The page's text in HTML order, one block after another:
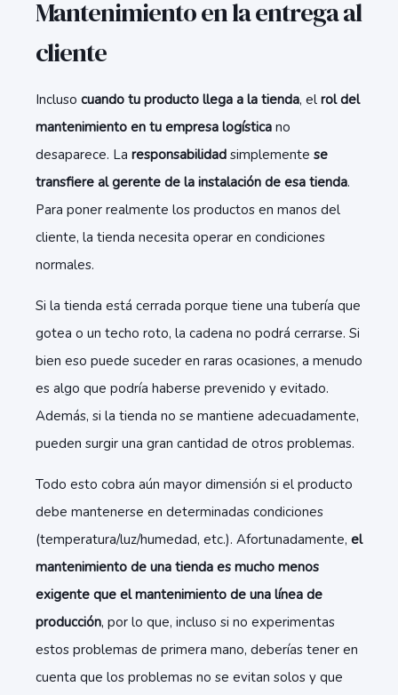
Mantenimiento en la entrega al
cliente
Incluso cuando tu producto llega a la tienda, el rol del
mantenimiento en tu empresa logística no
desaparece. La responsabilidad simplemente se
transfiere al gerente de la instalación de esa tienda.
Para poner realmente los productos en manos del
cliente, la tienda necesita operar en condiciones
normales.
Si la tienda está cerrada porque tiene una tubería que
gotea o un techo roto, la cadena no podrá cerrarse. Si
bien eso puede suceder en raras ocasiones, a menudo
es algo que podría haberse prevenido y evitado.
Además, si la tienda no se mantiene adecuadamente,
pueden surgir una gran cantidad de otros problemas.
Todo esto cobra aún mayor dimensión si el producto
debe mantenerse en determinadas condiciones
(temperatura/luz/humedad, etc.). Afortunadamente, el
mantenimiento de una tienda es mucho menos
exigente que el mantenimiento de una línea de
producción, por lo que, incluso si no experimentas
estos problemas de primera mano, deberías tener en
cuenta que los problemas no se evitan solos y que